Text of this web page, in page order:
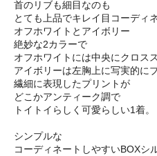
首のリブも細目なのも
とても上品でキレイ目コーディ
オフホワイトとアイボリー
絶妙な2カラーで
オフホワイトには中央にクロス
アイボリーは左胸上に写実的に
繊細に表現したプリントが
どこかアンティーク調で
トイトイらしく可愛らしい1着。
シンプルな
コーディネートしやすいBOXシ